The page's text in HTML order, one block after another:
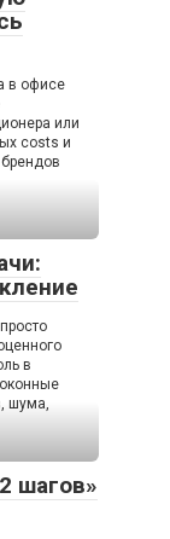
в офисе
или
costs и
в
шума,
шагов»